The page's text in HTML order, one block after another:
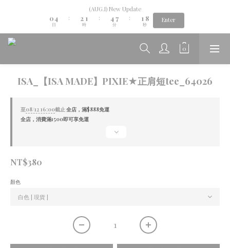
Aug.06th-Aug.12th new collection...🌺
(AUG.I) New Update
04
3
日
:
2
1
1
0
時
:
5
4
3
8
7
6
2
0
分
:
2
1
0
8
7
5
4
3
1
秒
Enter
Aug.06th-Aug.12th new collection...🌺
ISA_【ISA MADE】PIXIE★正肩短tee_64026
至08/12 16:00截止 全店，滿$888免運
全店，消費滿1500即可享免運
NT$380
顏色